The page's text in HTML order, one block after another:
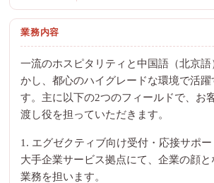
業務内容
一流のホスピタリティと中国語（北京
かし、都心のハイグレードな環境で活
す。主に以下の2つのフィールドで、お
渡し役を担っていただきます。
1. エグゼクティブ向け受付・応接サポー
大手企業サービス拠点にて、企業の顔
業務を担います。